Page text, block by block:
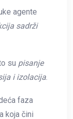
agente
sadrži
su pisanje
i izolacija.
faza
koja čini